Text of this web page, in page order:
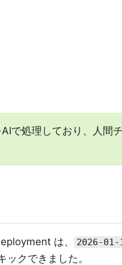
で処理しており、人間
は、 2026-
クできました。